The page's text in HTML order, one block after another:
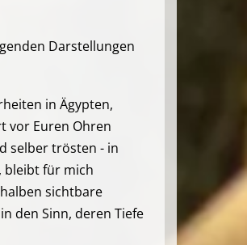
Darstellungen
in Ägypten,
vor Euren Ohren
selber trösten - in
bleibt für mich
sichtbare
den Sinn, deren Tiefe